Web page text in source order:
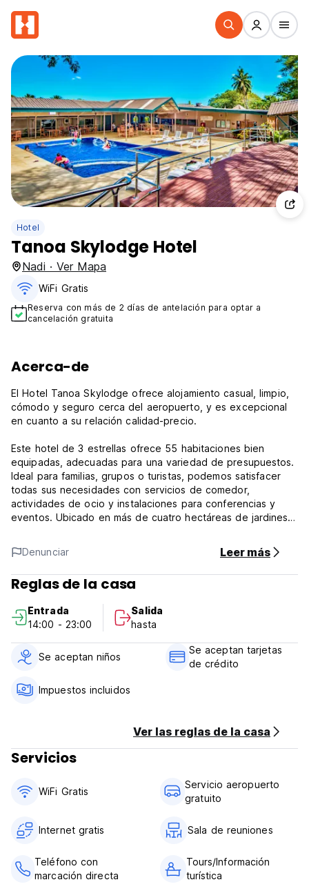
Hotel
Tanoa Skylodge Hotel
Nadi · Ver Mapa
WiFi Gratis
Reserva con más de 2 días de antelación para optar a
cancelación gratuita
Acerca-de
El Hotel Tanoa Skylodge ofrece alojamiento casual, limpio,
cómodo y seguro cerca del aeropuerto, y es excepcional
en cuanto a su relación calidad-precio.
Este hotel de 3 estrellas ofrece 55 habitaciones bien
equipadas, adecuadas para una variedad de presupuestos.
Ideal para familias, grupos o turistas, podemos satisfacer
todas sus necesidades con servicios de comedor,
actividades de ocio y instalaciones para conferencias y
eventos. Ubicado en más de cuatro hectáreas de jardines
perfecto para pequeñas conferencias y eventos
especiales.
Recepción - 24 horas
Check-in - 2 pm
Check-out - 10 am
Se tomará una copia de la tarjeta de crédito del huésped al
Restricciones de edad: solo mayores de 18 años. (Auto-
Denunciar Leer más
Reglas de la casa
Entrada
14:00 - 23:00
Salida
hasta
Se aceptan niños
Se aceptan tarjetas
de crédito
Impuestos incluidos
Ver las reglas de la casa
Servicios
WiFi Gratis
Servicio aeropuerto
gratuito
Internet gratis Sala de reuniones
Teléfono con
marcación directa
Tours/Información
turística